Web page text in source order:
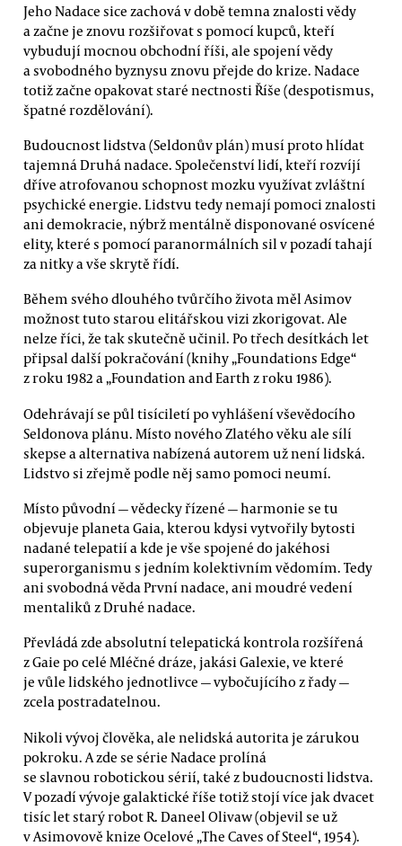
Jeho Nadace sice zachová v době temna znalosti vědy
a začne je znovu rozšiřovat s pomocí kupců, kteří
vybudují mocnou obchodní říši, ale spojení vědy
a svobodného byznysu znovu přejde do krize. Nadace
totiž začne opakovat staré nectnosti Říše (despotismus,
špatné rozdělování).
Budoucnost lidstva (Seldonův plán) musí proto hlídat
tajemná Druhá nadace. Společenství lidí, kteří rozvíjí
dříve atrofovanou schopnost mozku využívat zvláštní
psychické energie. Lidstvu tedy nemají pomoci znalosti
ani demokracie, nýbrž mentálně disponované osvícené
elity, které s pomocí paranormálních sil v pozadí tahají
za nitky a vše skrytě řídí.
Během svého dlouhého tvůrčího života měl Asimov
možnost tuto starou elitářskou vizi zkorigovat. Ale
nelze říci, že tak skutečně učinil. Po třech desítkách let
připsal další pokračování (knihy „Foundations Edge“
z roku 1982 a „Foundation and Earth z roku 1986).
Odehrávají se půl tisíciletí po vyhlášení vševědocího
Seldonova plánu. Místo nového Zlatého věku ale sílí
skepse a alternativa nabízená autorem už není lidská.
Lidstvo si zřejmě podle něj samo pomoci neumí.
Místo původní — vědecky řízené — harmonie se tu
objevuje planeta Gaia, kterou kdysi vytvořily bytosti
nadané telepatií a kde je vše spojené do jakéhosi
superorganismu s jedním kolektivním vědomím. Tedy
ani svobodná věda První nadace, ani moudré vedení
mentaliků z Druhé nadace.
Převládá zde absolutní telepatická kontrola rozšířená
z Gaie po celé Mléčné dráze, jakási Galexie, ve které
je vůle lidského jednotlivce — vybočujícího z řady —
zcela postradatelnou.
Nikoli vývoj člověka, ale nelidská autorita je zárukou
pokroku. A zde se série Nadace prolíná
se slavnou robotickou sérií, také z budoucnosti lidstva.
V pozadí vývoje galaktické říše totiž stojí více jak dvacet
tisíc let starý robot R. Daneel Olivaw (objevil se už
v Asimovově knize Ocelové „The Caves of Steel“, 1954).